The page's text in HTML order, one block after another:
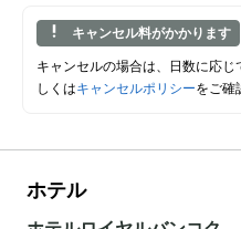
キャンセル料がかかります
キャンセルの場合は、日数に応
しくはキャンセルポリシーをご確
ホテル